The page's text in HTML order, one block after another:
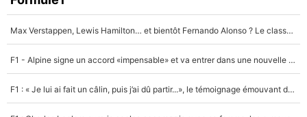
Max Verstappen, Lewis Hamilton… et bientôt Fernando Alonso ? Le classement des pilotes les mieux payés en Formule 1 risque de changer !
F1 - Alpine signe un accord «impensable» et va entrer dans une nouvelle dimension : Grande nouvelle pour Pierre Gasly !
F1 : « Je lui ai fait un câlin, puis j’ai dû partir...», le témoignage émouvant de Max Verstappen sur sa fille